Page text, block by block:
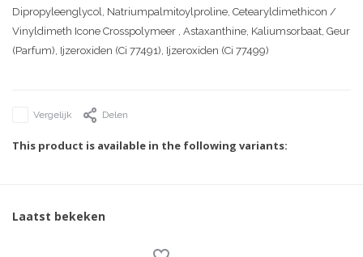
Dipropyleenglycol, Natriumpalmitoylproline, Cetearyldimethicon /
Vinyldimeth Icone Crosspolymeer , Astaxanthine, Kaliumsorbaat, Geur
(Parfum), Ijzeroxiden (Ci 77491), Ijzeroxiden (Ci 77499)
Vergelijk Delen
This product is available in the following variants:
Laatst bekeken